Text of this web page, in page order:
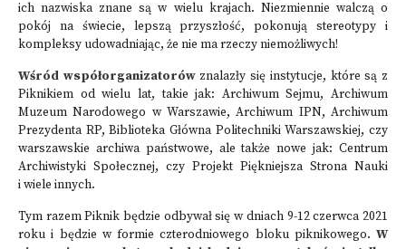
ich nazwiska znane są w wielu krajach. Niezmiennie walczą o
pokój na świecie, lepszą przyszłość, pokonują stereotypy i
kompleksy udowadniając, że nie ma rzeczy niemożliwych!
Wśród współorganizatorówznalazły się instytucje, które są z
Piknikiem od wielu lat, takie jak: Archiwum Sejmu, Archiwum
Muzeum Narodowego w Warszawie, Archiwum IPN, Archiwum
Prezydenta RP, Biblioteka Główna Politechniki Warszawskiej, czy
warszawskie archiwa państwowe, ale także nowe jak: Centrum
Archiwistyki Społecznej, czy Projekt Piękniejsza Strona Nauki
i wiele innych.
Tym razem Piknik będzie odbywał się w dniach 9-12 czerwca 2021
roku i będzie w formie czterodniowego bloku piknikowego. W